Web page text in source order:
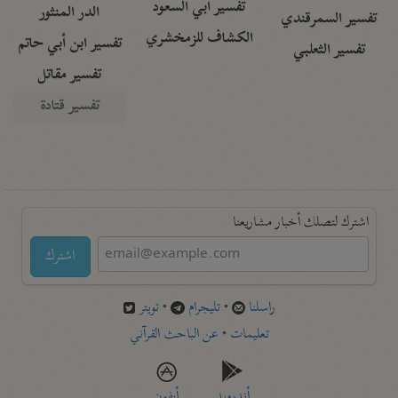
تفسير السمرقندي
تفسير الثعلبي
تفسير أبي السعود
الكشاف للزمخشري
الدر المنثور
تفسير ابن أبي حاتم
تفسير مقاتل
تفسير قتادة
اشترك لتصلك أخبار مشاريعنا
اشترك
راسلنا •تليجرام •تويتر
تعليمات •عن الباحث القرآني